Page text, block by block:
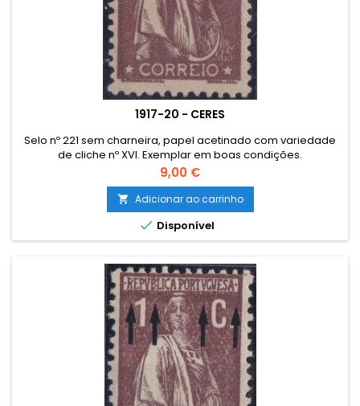
1917-20 - CERES
Selo nº 221 sem charneira, papel acetinado com variedade
de cliche nº XVI. Exemplar em boas condições.
Preço
9,00 €
 Adicionar ao carrinho
 Disponível